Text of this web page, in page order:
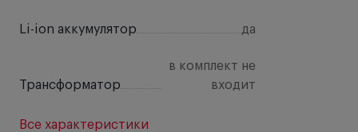
Li-ion аккумулятор да
Трансформатор
в комплект не
входит
Все характеристики